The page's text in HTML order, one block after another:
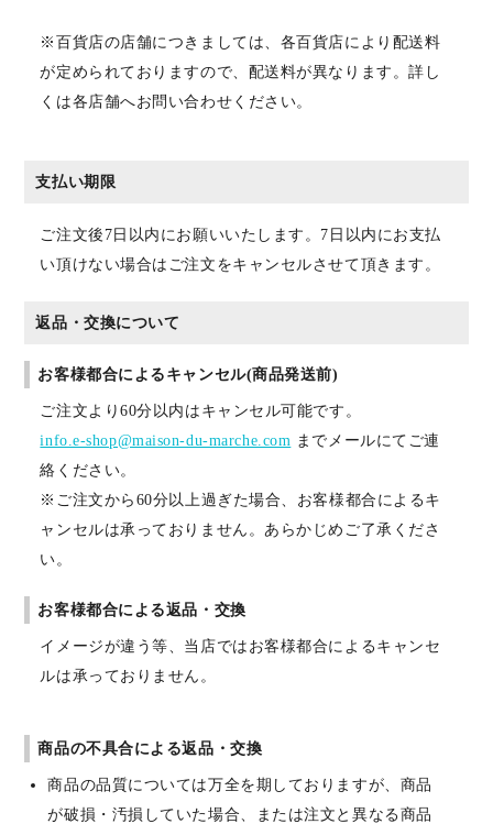
※百貨店の店舗につきましては、各百貨店により配送料
が定められておりますので、配送料が異なります。詳し
くは各店舗へお問い合わせください。
支払い期限
ご注文後7日以内にお願いいたします。7日以内にお支払
い頂けない場合はご注文をキャンセルさせて頂きます。
返品・交換について
お客様都合によるキャンセル(商品発送前)
ご注文より60分以内はキャンセル可能です。
info.e-shop@maison-du-marche.com までメールにてご連
絡ください。
※ご注文から60分以上過ぎた場合、お客様都合によるキ
ャンセルは承っておりません。あらかじめご了承くださ
い。
お客様都合による返品・交換
イメージが違う等、当店ではお客様都合によるキャンセ
ルは承っておりません。
商品の不具合による返品・交換
商品の品質については万全を期しておりますが、商品
が破損・汚損していた場合、または注文と異なる商品